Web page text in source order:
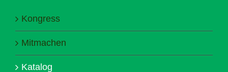
Kongress
Mitmachen
Katalog